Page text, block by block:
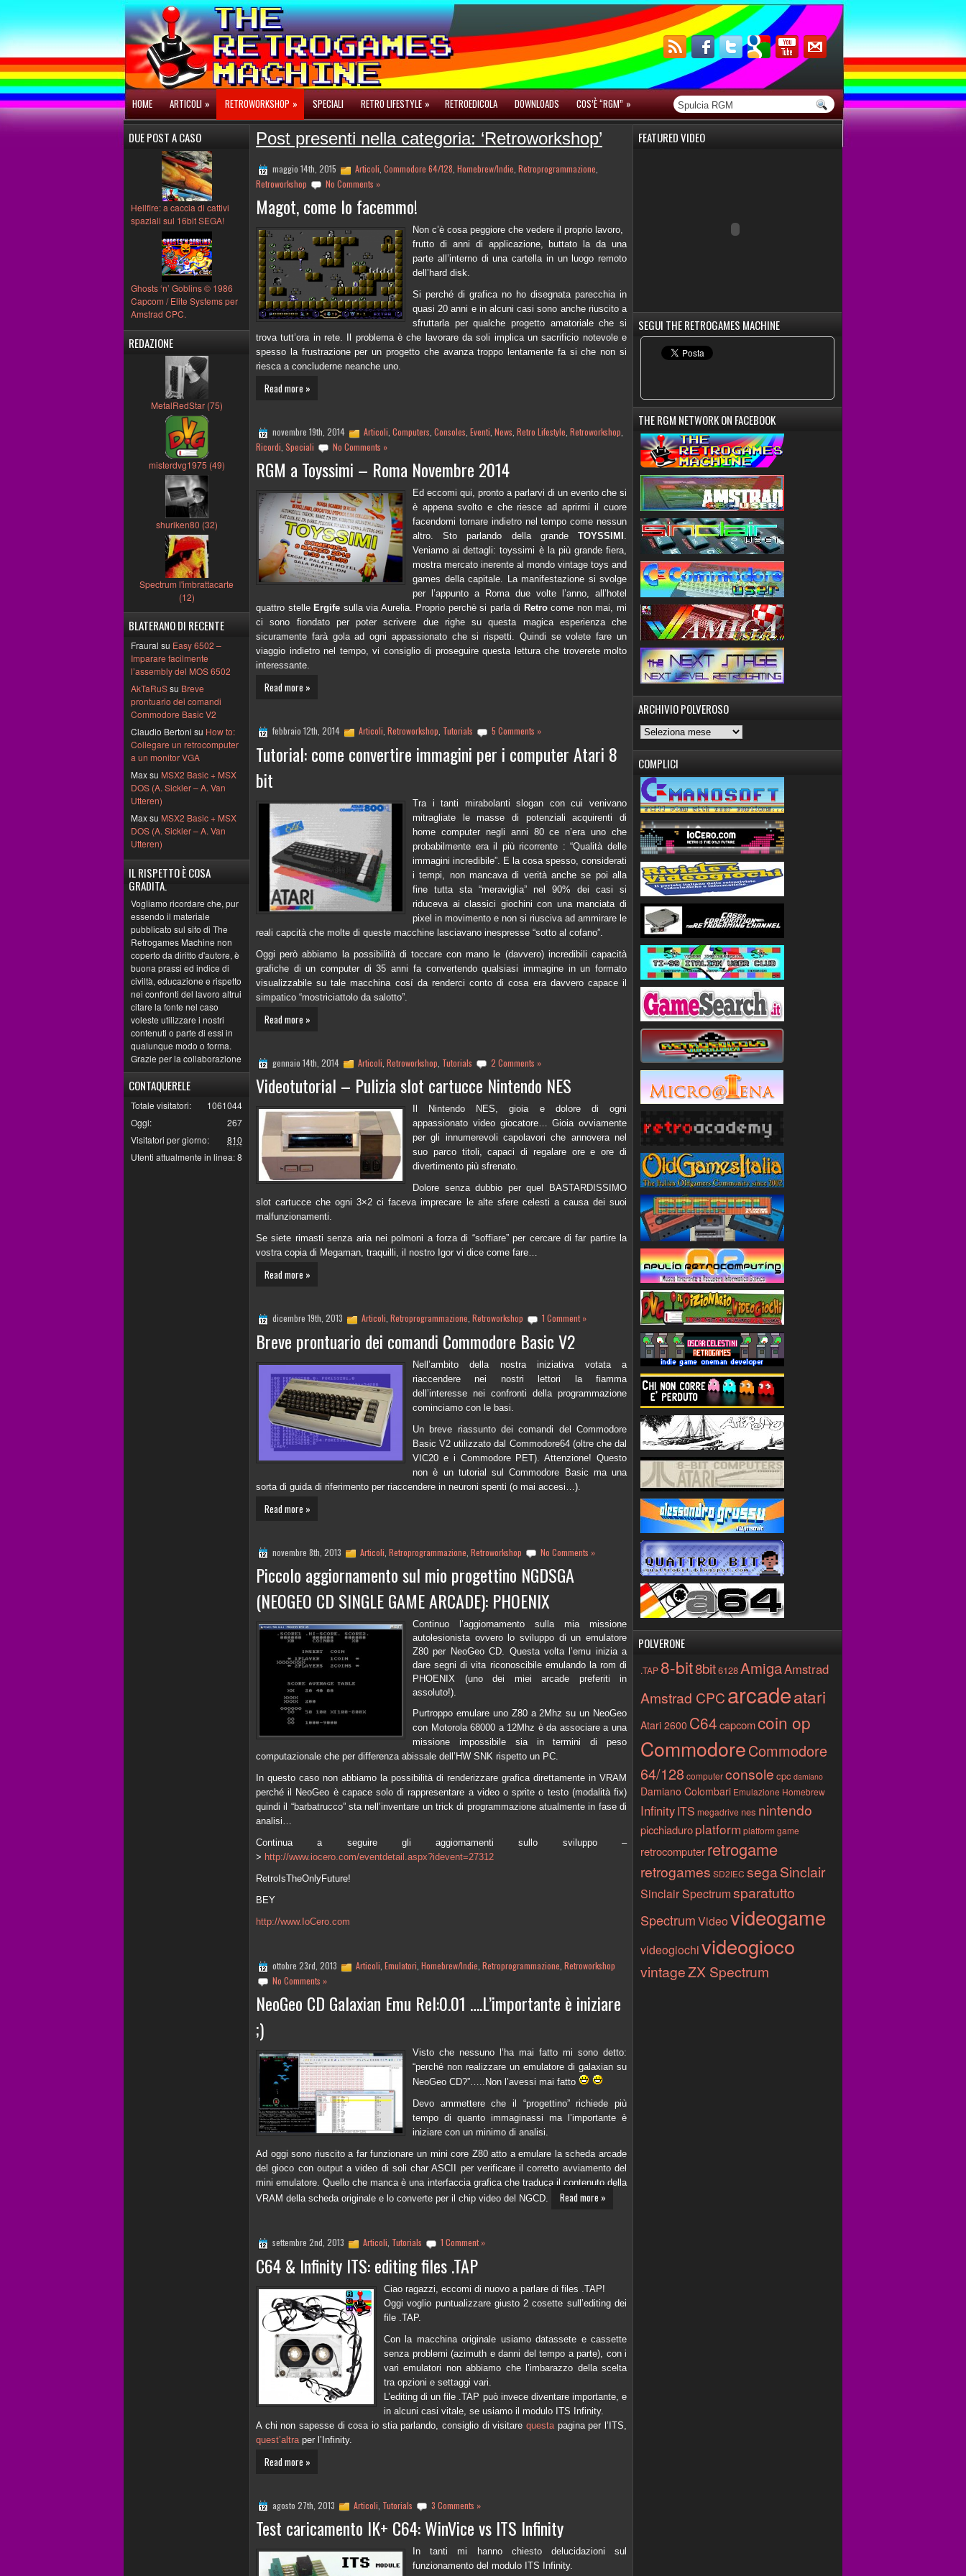
HOME ARTICOLI » RETROWORKSHOP » SPECIALI RETRO LIFESTYLE » RETROEDICOLA DOWNLOADS COS’È “RGM” »
DUE POST A CASO
Hellfire: a caccia di cattivi
spaziali sul 16bit SEGA!
Ghosts ‘n’ Goblins © 1986
Capcom / Elite Systems per
Amstrad CPC.
REDAZIONE
MetalRedStar (75)
misterdvg1975 (49)
shuriken80 (32)
Spectrum l'imbrattacarte
(12)
BLATERANO DI RECENTE
Fraural su Easy 6502 –
Imparare facilmente
l’assembly del MOS 6502
AkTaRuSsu Breve
prontuario dei comandi
Commodore Basic V2
Claudio Bertoni su How to:
Collegare un retrocomputer
a un monitor VGA
Max su MSX2 Basic + MSX
DOS (A. Sickler – A. Van
Utteren)
Max su MSX2 Basic + MSX
DOS (A. Sickler – A. Van
Utteren)
IL RISPETTO È COSA
GRADITA.
Vogliamo ricordare che, pur
essendo il materiale
pubblicato sul sito di The
Retrogames Machine non
coperto da diritto d'autore, è
buona prassi ed indice di
civiltà, educazione e rispetto
nei confronti del lavoro altrui
citare la fonte nel caso
voleste utilizzare i nostri
contenuti o parte di essi in
qualunque modo o forma.
Grazie per la collaborazione
CONTAQUERELE
1061044
Totale visitatori:
267
Oggi:
810
Visitatori per giorno:
8
Utenti attualmente in linea:
Post presenti nella categoria: ‘Retroworkshop’
maggio 14th, 2015 Articoli Commodore 64/128 Homebrew/Indie Retroprogrammazione
Retroworkshop
No Comments »
Magot, come lo facemmo!
Non c’è cosa peggiore che vedere il proprio lavoro,
frutto di anni di applicazione, buttato la da una
parte all’interno di una cartella in un luogo remoto
dell’hard disk.
Si perché di grafica no ho disegnata parecchia in
quasi 20 anni e in alcuni casi sono anche riuscito a
sfruttarla per qualche progetto amatoriale che si
trova tutt’ora in rete. Il problema è che lavorare da soli implica un sacrificio notevole e
spesso la frustrazione per un progetto che avanza troppo lentamente fa si che non si
riesca a concluderne neanche uno.
Read more »
novembre 19th, 2014 Articoli Computers Consoles Eventi News Retro Lifestyle Retroworkshop
Ricordi Speciali No Comments »
RGM a Toyssimi – Roma Novembre 2014
Ed eccomi qui, pronto a parlarvi di un evento che si
è appena svolto e che riesce ad aprirmi il cuore
facendomi tornare indietro nel tempo come nessun
altro. Sto parlando della grande TOYSSIMI .
Veniamo ai dettagli: toyssimi è la più grande fiera,
mostra mercato inerente al mondo vintage toys and
games della capitale. La manifestazione si svolge
per l’appunto a Roma due volte l’anno, all’hotel
quattro stelle Ergife sulla via Aurelia. Proprio perchè si parla di Retrocome non mai, mi
ci sono fiondato per poter scrivere due righe su questa magica esperienza che
sicuramente farà gola ad ogni appassionato che si rispetti. Quindi se volete fare un
viaggio indietro nel tempo, vi consiglio di proseguire questa lettura che troverete molto
interessante.
Read more »
febbraio 12th, 2014 Articoli Retroworkshop Tutorials 5 Comments »
Tutorial: come convertire immagini per i computer Atari 8
bit
Tra i tanti mirabolanti slogan con cui venivano
mitragliate le masse di potenziali acquirenti di
home computer negli anni 80 ce n’era uno che
probabilmente era il più ricorrente : “Qualità delle
immagini incredibile”. E la cosa spesso, considerati
i tempi, non mancava di verità anche se poi alla
fine tutta sta “meraviglia” nel 90% dei casi si
riduceva ai classici giochini con una manciata di
pixel in movimento e non si riusciva ad ammirare le
reali capcità che molte di queste macchine lasciavano inespresse “sotto al cofano”.
Oggi però abbiamo la possibilità di toccare con mano le (davvero) incredibili capacità
grafiche di un computer di 35 anni fa convertendo qualsiasi immagine in un formato
visualizzabile su tale macchina cosí da renderci conto di cosa era davvero capace il
simpatico “mostriciattolo da salotto”.
Read more »
gennaio 14th, 2014 Articoli Retroworkshop Tutorials 2 Comments »
Videotutorial – Pulizia slot cartucce Nintendo NES
Il Nintendo NES, gioia e dolore di ogni
appassionato video giocatore… Gioia ovviamente
per gli innumerevoli capolavori che annovera nel
suo parco titoli, capaci di regalare ore e ore di
divertimento più sfrenato.
Dolore senza dubbio per quel BASTARDISSIMO
slot cartucce che ogni 3×2 ci faceva imprecare le alte sfere celesti a causa dei suoi
malfunzionamenti.
Se siete rimasti senza aria nei polmoni a forza di “soffiare” per cercare di far partire la
vostra copia di Megaman, traquilli, il nostro Igor vi dice come fare…
Read more »
dicembre 19th, 2013 Articoli Retroprogrammazione Retroworkshop 1 Comment »
Breve prontuario dei comandi Commodore Basic V2
Nell’ambito della nostra iniziativa votata a
riaccendere nei nostri lettori la fiamma
dell’interesse nei confronti della programmazione
cominciamo con le basi.
Un breve riassunto dei comandi del Commodore
Basic V2 utilizzato dal Commodore64 (oltre che dal
VIC20 e i Commodore PET). Attenzione! Questo
non è un tutorial sul Commodore Basic ma una
sorta di guida di riferimento per riaccendere in neuroni spenti (o mai accesi…).
Read more »
novembre 8th, 2013 Articoli Retroprogrammazione Retroworkshop No Comments »
Piccolo aggiornamento sul mio progettino NGDSGA
(NEOGEO CD SINGLE GAME ARCADE): PHOENIX
Continuo l’aggiornamento sulla mia missione
autolesionista ovvero lo sviluppo di un emulatore
Z80 per NeoGeo CD. Questa volta l’emu inizia a
dare segni di vita riconoscibile emulando la rom di
PHOENIX (uno dei miei arcade preferiti in
assoluto!).
Purtroppo emulare uno Z80 a 2Mhz su un NeoGeo
con Motorola 68000 a 12Mhz è da associare a una
missione impossibile sia in termini di peso
computazionale che per differenza abissale dell’HW SNK rispetto un PC.
In questo caso non abbiamo la possibilità di renderizzare grafica direttamente in VRAM
perché il NeoGeo è capace solo di rappresentare a video o sprite o testo (modalità fix)
quindi il “barbatrucco” sta nell’inventare un trick di programmazione atualmente in fase di
analisi…
Continua a seguire gli aggiornamenti sullo sviluppo –
> http://www.iocero.com/eventdetail.aspx?idevent=27312
RetroIsTheOnlyFuture!
BEY
http://www.IoCero.com
ottobre 23rd, 2013 Articoli Emulatori Homebrew/Indie Retroprogrammazione Retroworkshop
No Comments »
NeoGeo CD Galaxian Emu Rel:0.01 ….L’importante è iniziare
;)
Visto che nessuno l’ha mai fatto mi sono detto:
“perché non realizzare un emulatore di galaxian su
NeoGeo CD?”…..Non l’avessi mai fatto
Devo ammettere che il “progettino” richiede più
tempo di quanto immaginassi ma l’importante è
iniziare con un minimo di analisi.
Ad oggi sono riuscito a far funzionare un mini core Z80 atto a emulare la scheda arcade
del gioco con output a video di soli char ASCII per verificare il corretto avviamento del
mini emulatore. Quello che manca è una interfaccia grafica che traduca il contenuto della
VRAM della scheda originale e lo converte per il chip video del NGCD.
Read more »
settembre 2nd, 2013 Articoli Tutorials 1 Comment »
C64 & Infinity ITS: editing files .TAP
Ciao ragazzi, eccomi di nuovo a parlare di files .TAP!
Oggi voglio puntualizzare giusto 2 cosette sull’editing dei
file .TAP.
Con la macchina originale usiamo datassete e cassette
senza problemi (azimuth e danni del tempo a parte), con i
vari emulatori non abbiamo che l’imbarazzo della scelta
tra opzioni e settaggi vari.
L’editing di un file .TAP può invece diventare importante, e
in alcuni casi vitale, se usiamo il modulo ITS Infinity.
A chi non sapesse di cosa io stia parlando, consiglio di visitare questa pagina per l’ITS,
quest’altra per l’Infinity.
Read more »
agosto 27th, 2013 Articoli Tutorials 3 Comments »
Test caricamento IK+ C64: WinVice vs ITS Infinity
In tanti mi hanno chiesto delucidazioni sul
funzionamento del modulo ITS Infinity.
FEATURED VIDEO
SEGUI THE RETROGAMES MACHINE
THE RGM NETWORK ON FACEBOOK
ARCHIVIO POLVEROSO
COMPLICI
POLVERONE
.TAP 8-bit8bit6128AmigaAmstrad
Amstrad CPCarcadeatari
Atari 2600 C64capcomcoin op
CommodoreCommodore
64/128computerconsole cpc damiano
Damiano Colombari Emulazione Homebrew
InfinityITS megadrive nes nintendo
picchiaduroplatform platform game
retrocomputerretrogame
retrogames SD2IEC segaSinclair
Sinclair Spectrumsparatutto
SpectrumVideovideogame
videogiochivideogioco
vintageZX Spectrum